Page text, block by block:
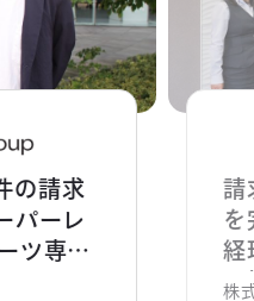
の請求
パーレ
ツ専門
アルペ
請
を
経
見
株